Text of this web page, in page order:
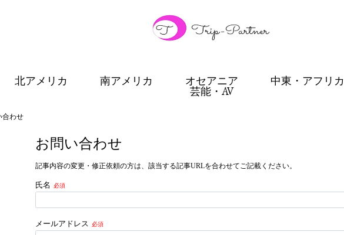
北アメリカ 南アメリカ オセアニア 中東・アフリカ
芸能・AV
合わせ
お問い合わせ
記事内容の変更・修正依頼の方は、該当する記事URLを合わせてご記載ください。
氏名
メールアドレス